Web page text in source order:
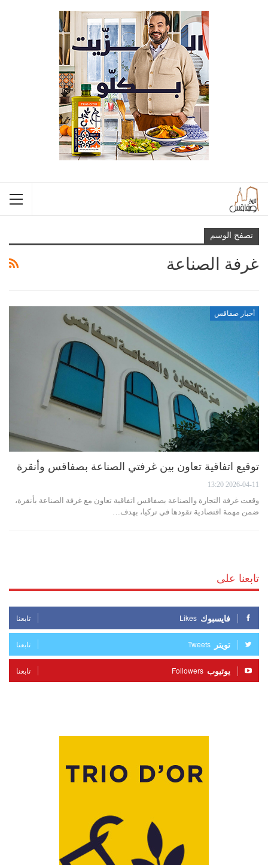
تصفح الوسم
غرفة الصناعة
أخبار صفاقس
توقيع اتفاقية تعاون بين غرفتي الصناعة بصفاقس وأنقرة
2026-04-11 13:20
وقعت غرفة التجارة والصناعة بصفاقس اتفاقية تعاون مع غرفة الصناعة بأنقرة،
ضمن مهمة اقتصادية تقودها في تركيا، بهدف…
تابعنا على
فايسبوك Likes تابعنا
تويتر Tweets تابعنا
يوتيوب Followers تابعنا